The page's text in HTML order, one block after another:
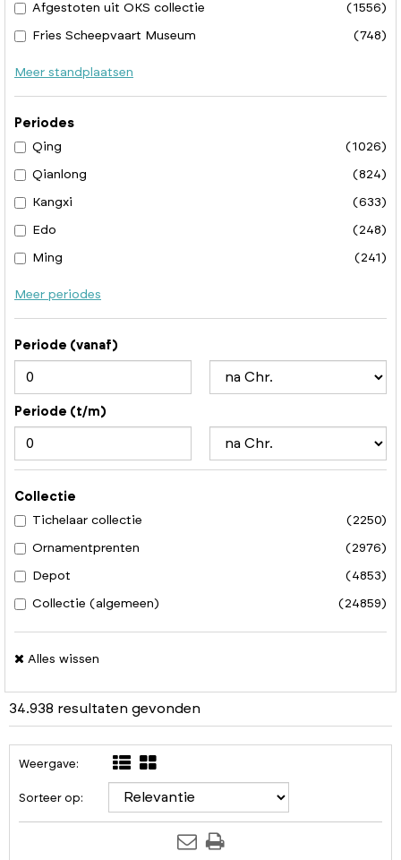
Afgestoten uit OKS collectie (1556)
Fries Scheepvaart Museum (748)
Meer standplaatsen
Periodes
Qing
(1026)
Qianlong (824)
Kangxi (633)
Edo (248)
Ming (241)
Meer periodes
Periode (vanaf)
Periode (t/m)
Collectie
Tichelaar collectie
(2250)
Ornamentprenten (2976)
Depot (4853)
Collectie (algemeen) (24859)
Alles wissen
34.938 resultaten gevonden
Weergave:
Sorteer op: